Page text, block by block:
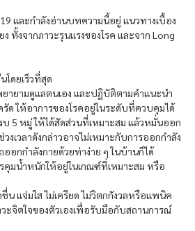
และกำลังอ่านบทความนี้อยู่ แนวทางเบื้อง
ทั้งจากภาวะรุนแรงของโรค และจาก Long
โดยเร็วที่สุด
ายามดูแลตนเอง และปฏิบัติตามคำแนะนำ
ด ให้อาการของโรคอยู่ในระดับที่ควบคุมได้
5 หมู่ ให้ได้สัดส่วนที่เหมาะสม แล้วหมั่นออก
งเวลาดังกล่าวอาจไม่เหมาะกับการออกกำลัง
ออกกำลังกายด้วยท่าง่าย ๆ ในบ้านก็ได้
มน้ำหนักให้อยู่ในเกณฑ์ที่เหมาะสม หรือ
น แจ่มใส ไม่เครียด ไม่วิตกกังวลหรือแพนิค
ะจิตใจของตัวเองเพื่อรับมือกับสถานการณ์